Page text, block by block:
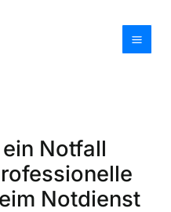
Notfall
Notdienst